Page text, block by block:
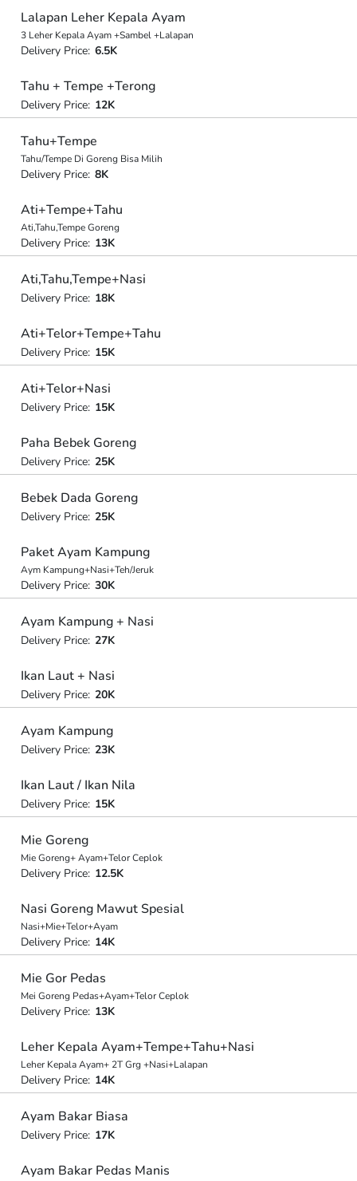
Lalapan Leher Kepala Ayam
3 Leher Kepala Ayam +Sambel +Lalapan
Delivery Price: 6.5K
Tahu + Tempe +Terong
Delivery Price: 12K
Tahu+Tempe
Tahu/Tempe Di Goreng Bisa Milih
Delivery Price: 8K
Ati+Tempe+Tahu
Ati,Tahu,Tempe Goreng
Delivery Price: 13K
Ati,Tahu,Tempe+Nasi
Delivery Price: 18K
Ati+Telor+Tempe+Tahu
Delivery Price: 15K
Ati+Telor+Nasi
Delivery Price: 15K
Paha Bebek Goreng
Delivery Price: 25K
Bebek Dada Goreng
Delivery Price: 25K
Paket Ayam Kampung
Aym Kampung+Nasi+Teh/Jeruk
Delivery Price: 30K
Ayam Kampung + Nasi
Delivery Price: 27K
Ikan Laut + Nasi
Delivery Price: 20K
Ayam Kampung
Delivery Price: 23K
Ikan Laut / Ikan Nila
Delivery Price: 15K
Mie Goreng
Mie Goreng+ Ayam+Telor Ceplok
Delivery Price: 12.5K
Nasi Goreng Mawut Spesial
Nasi+Mie+Telor+Ayam
Delivery Price: 14K
Mie Gor Pedas
Mei Goreng Pedas+Ayam+Telor Ceplok
Delivery Price: 13K
Leher Kepala Ayam+Tempe+Tahu+Nasi
Leher Kepala Ayam+ 2T Grg +Nasi+Lalapan
Delivery Price: 14K
Ayam Bakar Biasa
Delivery Price: 17K
Ayam Bakar Pedas Manis